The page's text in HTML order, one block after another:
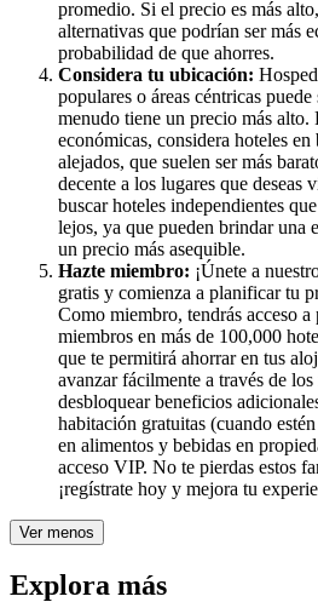
promedio. Si el precio es más
alternativas que podrían ser más
probabilidad de que ahorres.
Considera tu ubicación:
populares o áreas céntricas
menudo tiene un precio más alto.
económicas, considera hoteles
alejados, que suelen ser más
decente a los lugares que deseas
buscar hoteles independientes
lejos, ya que pueden brindar una
un precio más asequible.
Hazte miembro: ¡Únete a
gratis y comienza a planificar tu
Como miembro, tendrás acceso
miembros en más de 100,000
que te permitirá ahorrar en tus
avanzar fácilmente a través de
desbloquear beneficios
habitación gratuitas (cuando
en alimentos y bebidas en
acceso VIP. No te pierdas estos
¡regístrate hoy y mejora tu
Ver menos
Explora más